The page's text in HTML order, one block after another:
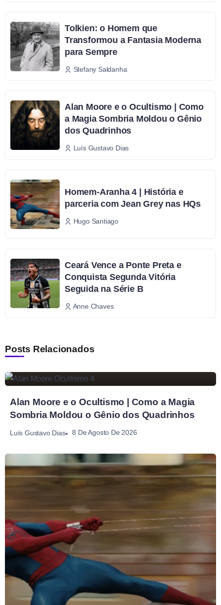
Tolkien: o Homem que
Transformou a Fantasia Moderna
para Sempre
Stefany Saldanha
Alan Moore e o Ocultismo | Como
a Magia Sombria Moldou o Gênio
dos Quadrinhos
Luís Gustavo Dias
Homem-Aranha 4 | História e
parceria com Jean Grey nas HQs
Hugo Santiago
Ceará Vence a Ponte Preta e
Conquista Segunda Vitória
Seguida na Série B
Anne Chaves
Posts Relacionados
Alan Moore e o Ocultismo | Como a Magia
Sombria Moldou o Gênio dos Quadrinhos
Luís Gustavo Dias 8 De Agosto De 2026